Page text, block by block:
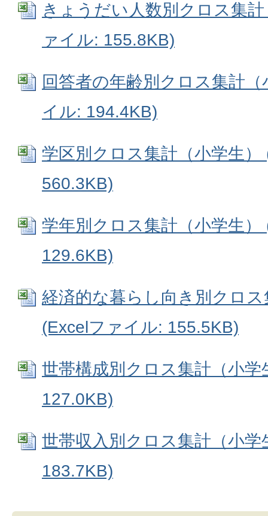
きょうだい人数別クロス集
ァイル: 155.8KB)
回答者の年齢別クロス集計
イル: 194.4KB)
学区別クロス集計（小学生
560.3KB)
学年別クロス集計（小学生
129.6KB)
経済的な暮らし向き別クロ
(Excelファイル: 155.5KB)
世帯構成別クロス集計（小
127.0KB)
世帯収入別クロス集計（小
183.7KB)